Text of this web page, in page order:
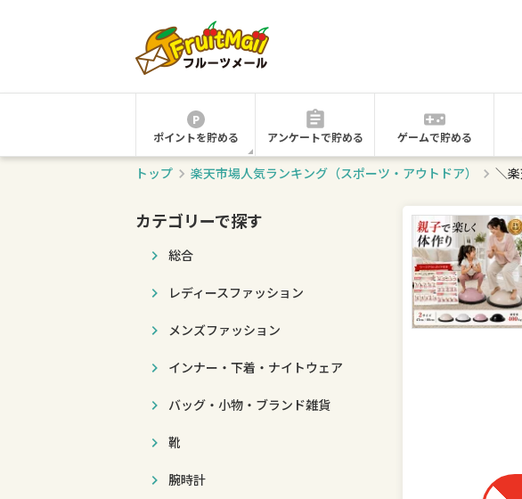
ポイントを貯める アンケートで貯める ゲームで貯める
トップ 楽天市場人気ランキング（スポーツ・アウトドア）
カテゴリーで探す
総合
レディースファッション
メンズファッション
インナー・下着・ナイトウェア
バッグ・小物・ブランド雑貨
靴
腕時計